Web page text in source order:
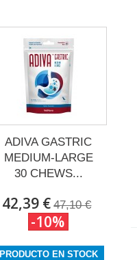
ADIVA GASTRIC
MEDIUM-LARGE
30 CHEWS...
42,39 € 47,10 €
-10%
PRODUCTO EN STOCK